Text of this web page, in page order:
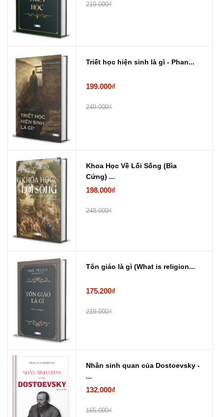
219.000₫
Triết học hiện sinh là gì - Phan...
199.000₫
249.000₫
Khoa Học Về Lối Sống (Bìa
Cứng) ...
198.000₫
248.000₫
Tôn giáo là gì (What is religion...
175.200₫
219.000₫
Nhân sinh quan của Dostoevsky -
...
132.000₫
165.000₫